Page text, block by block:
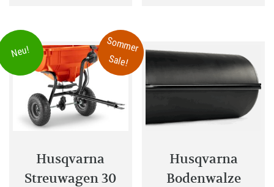
Sommer
Sale!
Neu!
Husqvarna
Streuwagen 30
Husqvarna
Bodenwalze